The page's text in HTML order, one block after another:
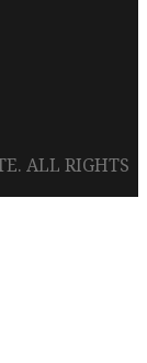
ALL RIGHTS